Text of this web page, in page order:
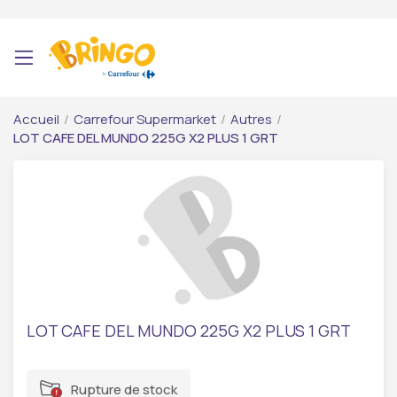
Accueil / Carrefour Supermarket / Autres /
LOT CAFE DEL MUNDO 225G X2 PLUS 1 GRT
LOT CAFE DEL MUNDO 225G X2 PLUS 1 GRT
Rupture de stock